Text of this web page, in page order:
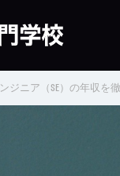
ジニア（SE）の年収を